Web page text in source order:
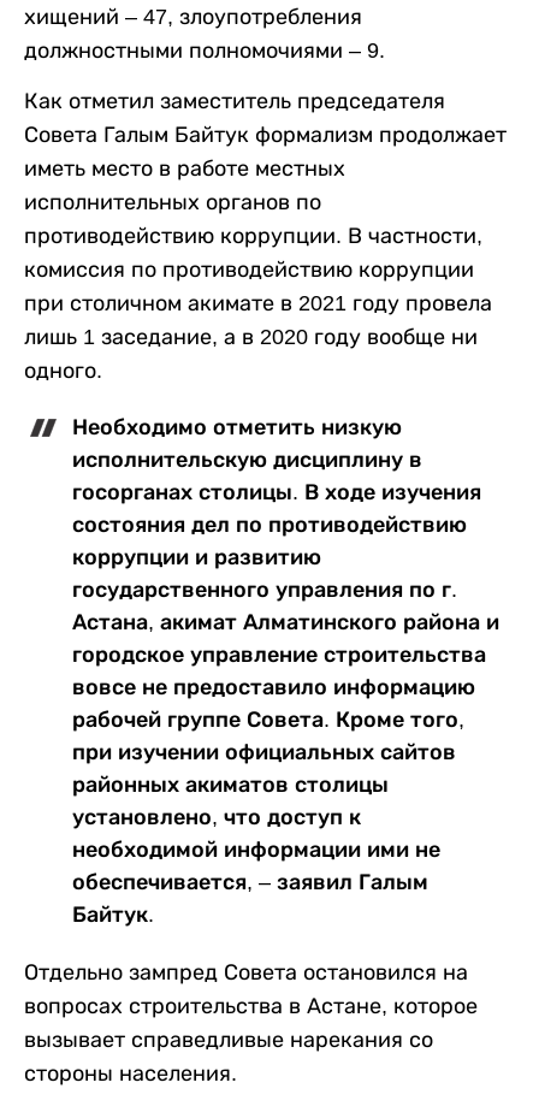
хищений – 47, злоупотребления
должностными полномочиями – 9.
Как отметил заместитель председателя
Совета Галым Байтук формализм продолжает
иметь место в работе местных
исполнительных органов по
противодействию коррупции. В частности,
комиссия по противодействию коррупции
при столичном акимате в 2021 году провела
лишь 1 заседание, а в 2020 году вообще ни
одного.
Необходимо отметить низкую
исполнительскую дисциплину в
госорганах столицы. В ходе изучения
состояния дел по противодействию
коррупции и развитию
государственного управления по г.
Астана, акимат Алматинского района и
городское управление строительства
вовсе не предоставило информацию
рабочей группе Совета. Кроме того,
при изучении официальных сайтов
районных акиматов столицы
установлено, что доступ к
необходимой информации ими не
обеспечивается, – заявил Галым
Байтук.
Отдельно зампред Совета остановился на
вопросах строительства в Астане, которое
вызывает справедливые нарекания со
стороны населения.